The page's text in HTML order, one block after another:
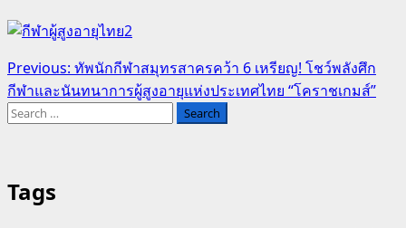
Post
navigation
Previous: ทัพนักกีฬาสมุทรสาครคว้า 6 เหรียญ! โชว์พลังศึก
กีฬาและนันทนาการผู้สูงอายุแห่งประเทศไทย “โคราชเกมส์”
Search
for:
Tags